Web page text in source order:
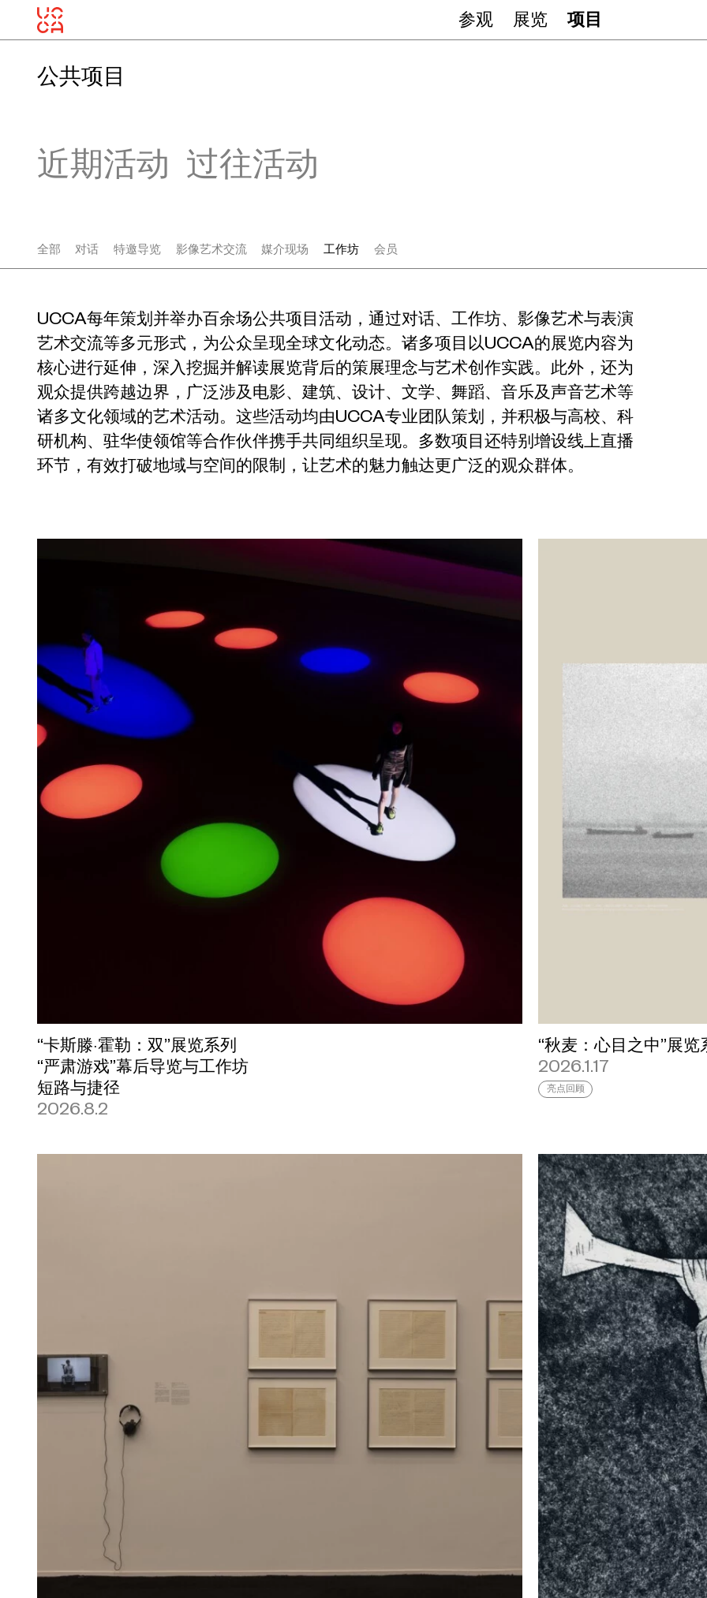
参观 展览 项目
公共项目
近期活动 过往活动
全部 对话 特邀导览 影像艺术交流 媒介现场 工作坊 会员
UCCA每年策划并举办百余场公共项目活动，通过对话、工作坊、影像艺术与表演
艺术交流等多元形式，为公众呈现全球文化动态。诸多项目以UCCA的展览内容为
核心进行延伸，深入挖掘并解读展览背后的策展理念与艺术创作实践。此外，还为
观众提供跨越边界，广泛涉及电影、建筑、设计、文学、舞蹈、音乐及声音艺术等
诸多文化领域的艺术活动。这些活动均由UCCA专业团队策划，并积极与高校、科
研机构、驻华使领馆等合作伙伴携手共同组织呈现。多数项目还特别增设线上直播
环节，有效打破地域与空间的限制，让艺术的魅力触达更广泛的观众群体。
“卡斯滕·霍勒：双”展览系列
“严肃游戏”幕后导览与工作坊
短路与捷径
2026.8.2
“秋麦：心目之中”展
2026.1.17
亮点回顾